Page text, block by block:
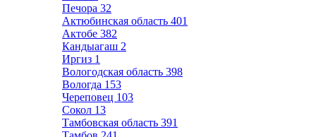
Печора 32
Актюбинская область 401
Актобе 382
Кандыагаш 2
Иргиз 1
Вологодская область 398
Вологда 153
Череповец 103
Сокол 13
Тамбовская область 391